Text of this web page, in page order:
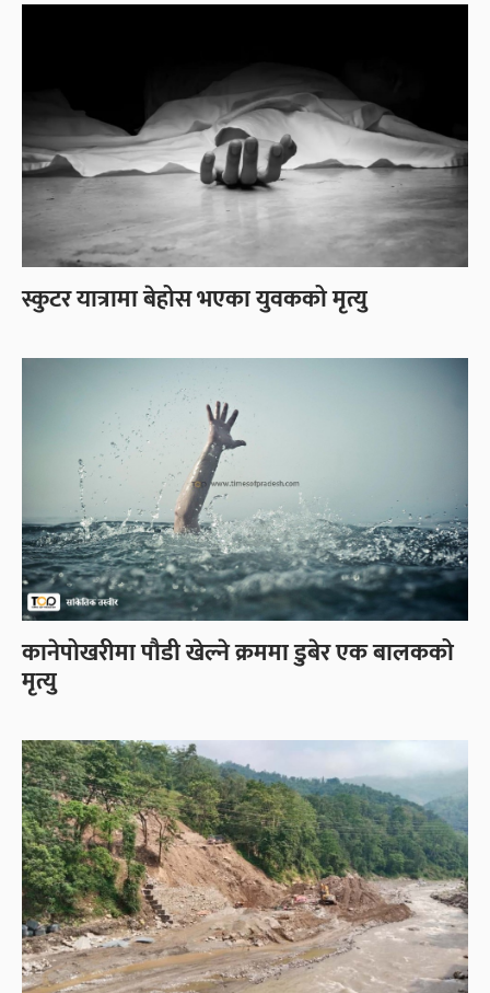
स्कुटर यात्रामा बेहोस भएका युवकको मृत्यु
कानेपोखरीमा पौडी खेल्ने क्रममा डुबेर एक बालकको
मृत्यु